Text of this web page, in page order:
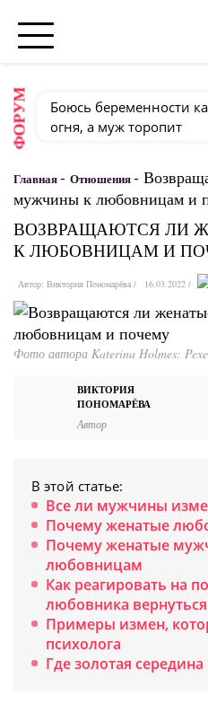
ФОРУМ
Боюсь беременности
огня, а муж торопит
Главная- Отношения-
мужчины к любовницам и
ВОЗВРАЩАЮТСЯ ЛИ
К ЛЮБОВНИЦАМ И
Автор: Виктория Пономарёва 16.03.2022
Фото автора Katerina Holmes:
ВИКТОРИЯ
ПОНОМАРЁВА
Автор
В этой статье:
Все ли мужчины
Почему женатые
Почему женатые
любовницам
Как реагировать на
любовника вернуться
Примеры измен,
психолога
Где золотая середина